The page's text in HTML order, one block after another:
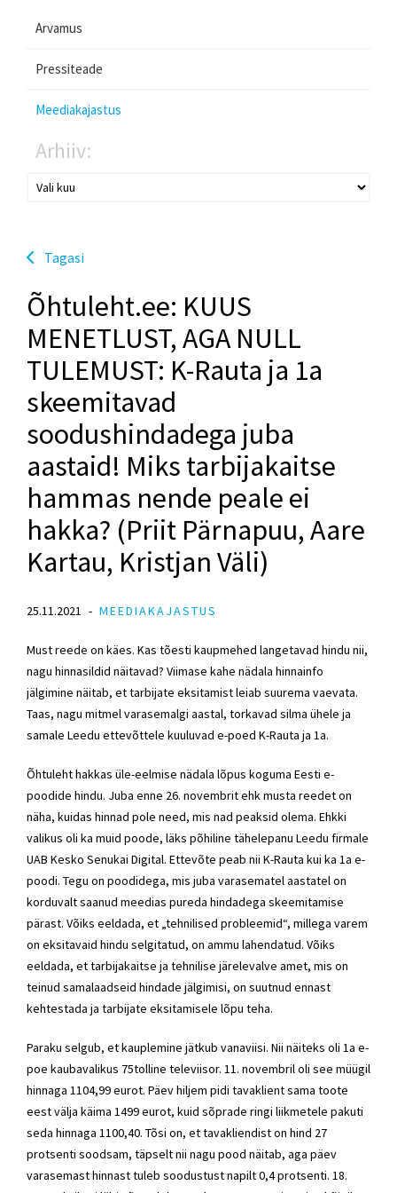
Arvamus
Pressiteade
Meediakajastus
Arhiiv:
Tagasi
Õhtuleht.ee: KUUS
MENETLUST, AGA NULL
TULEMUST: K-Rauta ja 1a
skeemitavad
soodushindadega juba
aastaid! Miks tarbijakaitse
hammas nende peale ei
hakka? (Priit Pärnapuu, Aare
Kartau, Kristjan Väli)
25.11.2021 MEEDIAKAJASTUS
Must reede on käes. Kas tõesti kaupmehed langetavad hindu nii,
nagu hinnasildid näitavad? Viimase kahe nädala hinnainfo
jälgimine näitab, et tarbijate eksitamist leiab suurema vaevata.
Taas, nagu mitmel varasemalgi aastal, torkavad silma ühele ja
samale Leedu ettevõttele kuuluvad e-poed K-Rauta ja 1a.
Õhtuleht hakkas üle-eelmise nädala lõpus koguma Eesti e-
poodide hindu. Juba enne 26. novembrit ehk musta reedet on
näha, kuidas hinnad pole need, mis nad peaksid olema. Ehkki
valikus oli ka muid poode, läks põhiline tähelepanu Leedu firmale
UAB Kesko Senukai Digital. Ettevõte peab nii K-Rauta kui ka 1a e-
poodi. Tegu on poodidega, mis juba varasematel aastatel on
korduvalt saanud meedias pureda hindadega skeemitamise
pärast. Võiks eeldada, et „tehnilised probleemid“, millega varem
on eksitavaid hindu selgitatud, on ammu lahendatud. Võiks
eeldada, et tarbijakaitse ja tehnilise järelevalve amet, mis on
teinud samalaadseid hindade jälgimisi, on suutnud ennast
kehtestada ja tarbijate eksitamisele lõpu teha.
Paraku selgub, et kauplemine jätkub vanaviisi. Nii näiteks oli 1a e-
poe kaubavalikus 75tolline televiisor. 11. novembril oli see müügil
hinnaga 1104,99 eurot. Päev hiljem pidi tavaklient sama toote
eest välja käima 1499 eurot, kuid sõprade ringi liikmetele pakuti
seda hinnaga 1100,40. Tõsi on, et tavakliendist on hind 27
protsenti soodsam, täpselt nii nagu pood näitab, aga päev
varasemast hinnast tuleb soodustust napilt 0,4 protsenti. 18.